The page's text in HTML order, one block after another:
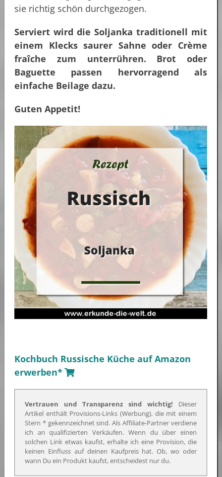
sie richtig schön durchgezogen.
Serviert wird die Soljanka traditionell mit
einem Klecks saurer Sahne oder Crème
fraîche zum unterrühren. Brot oder
Baguette passen hervorragend als
einfache Beilage dazu.
Guten Appetit!
Kochbuch Russische Küche auf Amazon
erwerben*
Vertrauen und Transparenz sind wichtig! Dieser
Artikel enthält Provisions-Links (Werbung), die mit einem
Stern * gekennzeichnet sind. Als Affiliate-Partner verdiene
ich an qualifizierten Verkäufen. Wenn du über einen
solchen Link etwas kaufst, erhalte ich eine Provision, die
keinen Einfluss auf deinen Kaufpreis hat. Ob, wo oder
wann Du ein Produkt kaufst, entscheidest nur du.